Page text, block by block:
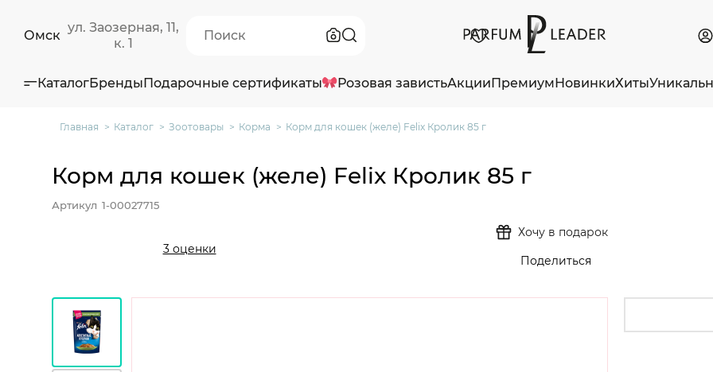
Омск
ул. Заозерная, 11,
к. 1
КаталогБрендыПодарочные сертификаты Розовая завистьАкцииПремиумНовинкиХиты
Главная Каталог Зоотовары Корма Корм для кошек (желе) Felix Кролик 85 г
Корм для кошек (желе) Felix Кролик 85 г
Артикул 1-00027715
3 оценки
Хочу в подарок
Поделиться